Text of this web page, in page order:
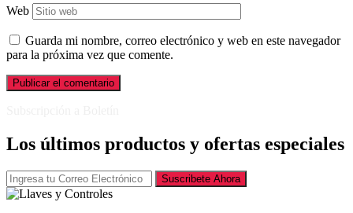
Web
Guarda mi nombre, correo electrónico y web en este navegador
para la próxima vez que comente.
Los últimos productos y ofertas especiales
Suscribete Ahora